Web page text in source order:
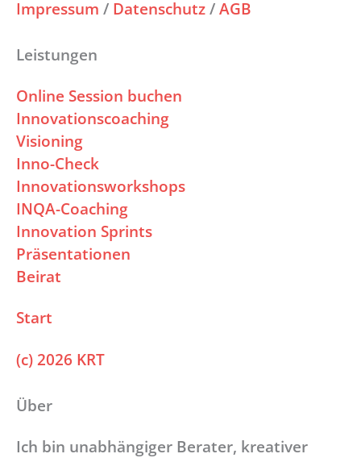
Impressum / Datenschutz / AGB
Leistungen
Online Session buchen
Innovationscoaching
Visioning
Inno-Check
Innovationsworkshops
INQA-Coaching
Innovation Sprints
Präsentationen
Beirat
Start
(c) 2026 KRT
Über
Ich bin unabhängiger Berater, kreativer